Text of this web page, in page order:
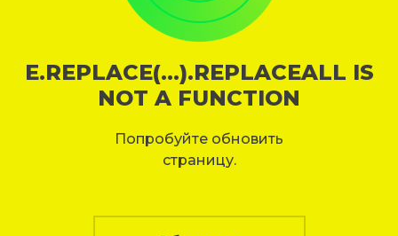
E.REPLACE(...).REPLACEALL IS
NOT A FUNCTION
Попробуйте обновить
страницу.